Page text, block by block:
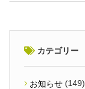
カテゴリー
お知らせ (149)